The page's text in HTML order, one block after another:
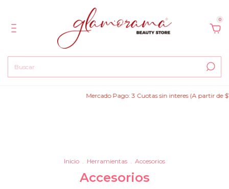
0
Mercado Pago: 3 Cuotas sin interes (A partir de
Inicio . Herramientas . Accesorios
Accesorios